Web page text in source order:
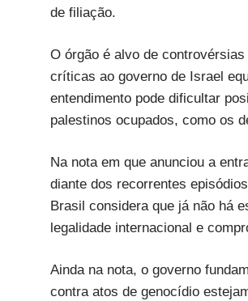
de filiação.
O órgão é alvo de
críticas ao governo de Israel
entendimento pode dificultar
palestinos ocupados, como os
Na nota em que anunciou a
diante dos recorrentes
Brasil considera que já não há
legalidade internacional e
Ainda na nota, o governo
contra atos de genocídio